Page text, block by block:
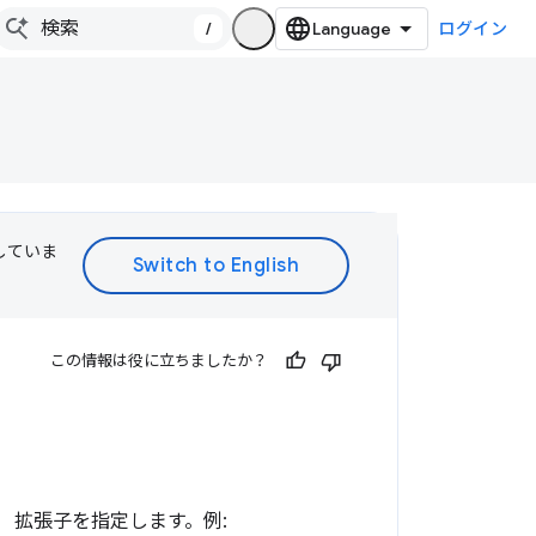
/ ログイン
ていま
この情報は役に立ちましたか？
拡張子を指定します。例: